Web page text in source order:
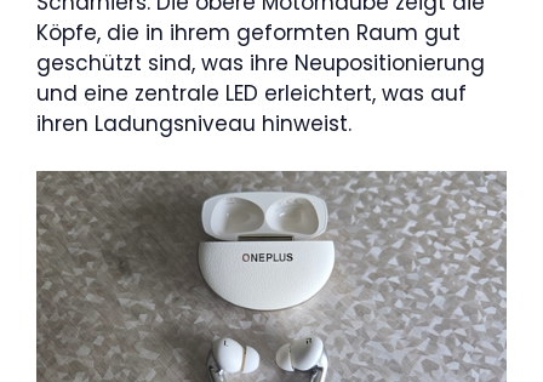
Köpfe, die in ihrem geformten Raum gut
geschützt sind, was ihre Neupositionierung
und eine zentrale LED erleichtert, was auf
ihren Ladungsniveau hinweist.